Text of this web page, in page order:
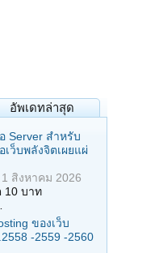
อัพเดทล่าสุด
Server สำหรับ
ว็บพลังจิตเผยแผ่
1 สิงหาคม 2026
10 บาท
ของเว็บ
-2559 -2560